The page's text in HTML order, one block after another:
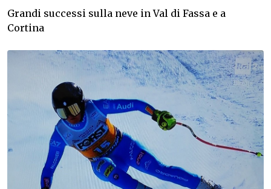
Grandi successi sulla neve in Val di Fassa e a
Cortina